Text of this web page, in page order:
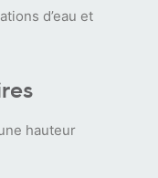
d’eau et
hauteur